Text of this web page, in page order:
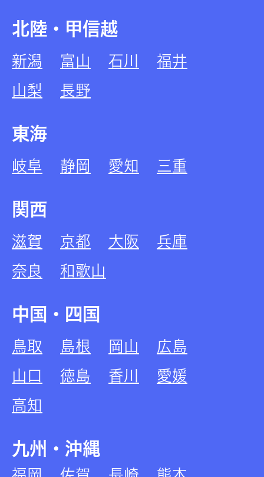
北陸・甲信越
新潟 富山 石川
福井
山梨
長野
東海
岐阜 静岡 愛知 三重
関西
滋賀 京都 大阪
兵庫
奈良
和歌山
中国・四国
鳥取 島根 岡山
広島
山口
徳島 香川
愛媛
高知
九州・沖縄